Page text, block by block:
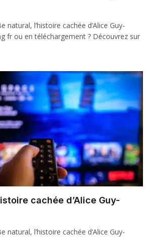
natural, l’histoire cachée d’Alice Guy-
fr ou en téléchargement ? Découvrez sur
cachée d’Alice Guy-
natural, l’histoire cachée d’Alice Guy-